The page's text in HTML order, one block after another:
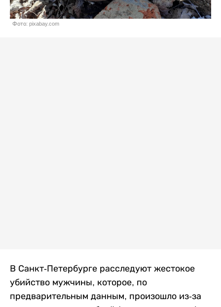
Фото: pixabay.com
В Санкт-Петербурге расследуют жестокое
убийство мужчины, которое, по
предварительным данным, произошло из-за